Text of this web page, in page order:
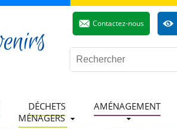
Contactez-nous
DÉCHETS
MÉNAGERS
AMÉNAGEMENT